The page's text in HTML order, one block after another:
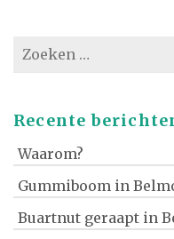
Zoek
Recente
Waarom?
Gummiboom in
Buartnut geraapt in